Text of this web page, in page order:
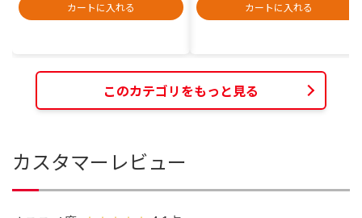
カートに入れる
カートに入れる
このカテゴリをもっと見る
カスタマーレビュー